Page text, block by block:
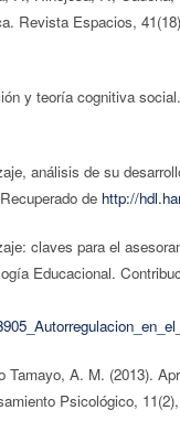
Revista Espacios,
y teoría cognitiva
análisis de su
de http://
claves para el
Educacional.
A. M. (2013).
Psicológico,